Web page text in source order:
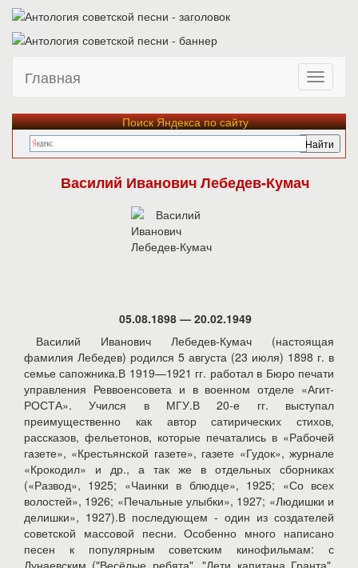
Главная
Поиск Яндекса по сайту
Василий Иванович Лебедев-Кумач
05.08.1898 — 20.02.1949
Василий Иванович Лебедев-Кумач (настоящая
фамилия Лебедев) родился 5 августа (23 июля) 1898 г. в
семье сапожника.В 1919—1921 гг. работал в Бюро печати
управления Реввоенсовета и в военном отделе «Агит-
РОСТА». Учился в МГУ.В 20-е гг. выступал
преимущественно как автор сатирических стихов,
рассказов, фельетонов, которые печатались в «Рабочей
газете», «Крестьянской газете», газете «Гудок», журнале
«Крокодил» и др., а так же в отдельных сборниках
(«Развод», 1925; «Чаинки в блюдце», 1925; «Со всех
волостей», 1926; «Печальные улыбки», 1927; «Людишки и
делишки», 1927).В последующем - один из создателей
советской массовой песни. Особенно много написано
песен к популярным советским кинофильмам: с
Дунаевским ("Весёлые ребята", "Дети капитана Гранта",